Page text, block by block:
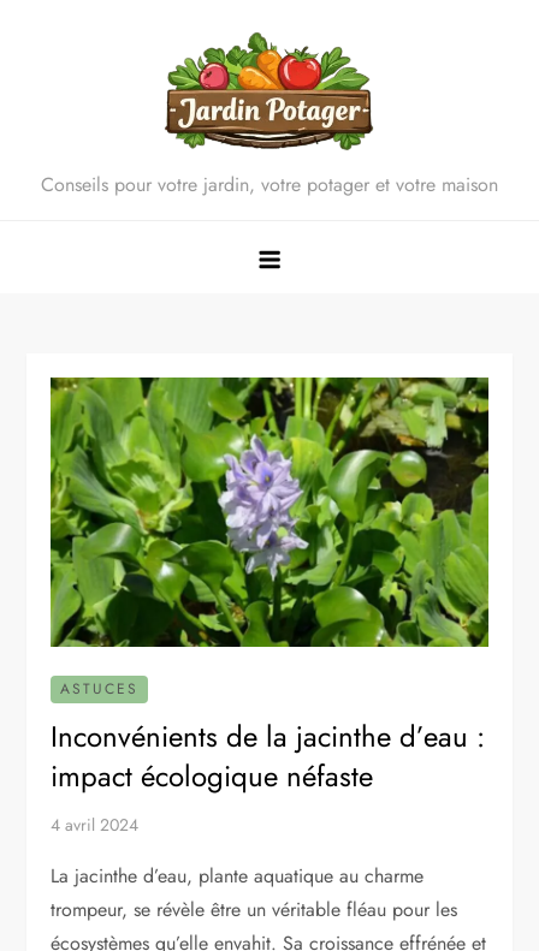
Conseils pour votre jardin, votre potager et votre maison
ASTUCES
Inconvénients de la jacinthe d’eau :
impact écologique néfaste
4 avril 2024
La jacinthe d’eau, plante aquatique au charme
trompeur, se révèle être un véritable fléau pour les
écosystèmes qu’elle envahit. Sa croissance effrénée et